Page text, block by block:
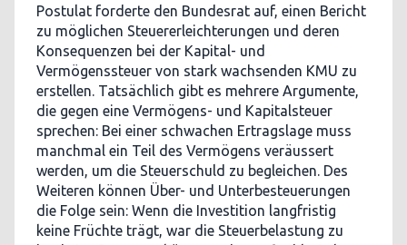
Postulat forderte den Bundesrat auf, einen Bericht
zu möglichen Steuererleichterungen und deren
Konsequenzen bei der Kapital- und
Vermögenssteuer von stark wachsenden KMU zu
erstellen. Tatsächlich gibt es mehrere Argumente,
die gegen eine Vermögens- und Kapitalsteuer
sprechen: Bei einer schwachen Ertragslage muss
manchmal ein Teil des Vermögens veräussert
werden, um die Steuerschuld zu begleichen. Des
Weiteren können Über- und Unterbesteuerungen
die Folge sein: Wenn die Investition langfristig
keine Früchte trägt, war die Steuerbelastung zu